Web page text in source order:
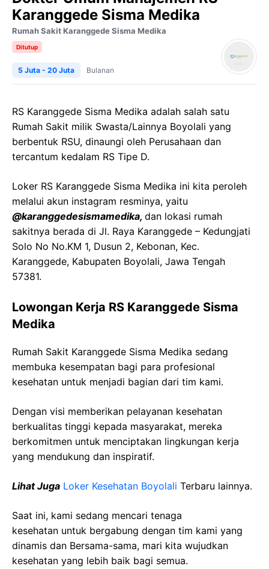
Karanggede Sisma Medika
Rumah Sakit Karanggede Sisma Medika
Ditutup
5 Juta - 20 Juta Bulanan
RS Karanggede Sisma Medika adalah salah satu
Rumah Sakit milik Swasta/Lainnya Boyolali yang
berbentuk RSU, dinaungi oleh Perusahaan dan
tercantum kedalam RS Tipe D.
Loker RS Karanggede Sisma Medika ini kita peroleh
melalui akun instagram resminya, yaitu
@karanggedesismamedika, dan lokasi rumah
sakitnya berada di Jl. Raya Karanggede – Kedungjati
Solo No No.KM 1, Dusun 2, Kebonan, Kec.
Karanggede, Kabupaten Boyolali, Jawa Tengah
57381.
Lowongan Kerja RS Karanggede Sisma
Medika
Rumah Sakit Karanggede Sisma Medika sedang
membuka kesempatan bagi para profesional
kesehatan untuk menjadi bagian dari tim kami.
Dengan visi memberikan pelayanan kesehatan
berkualitas tinggi kepada masyarakat, mereka
berkomitmen untuk menciptakan lingkungan kerja
yang mendukung dan inspiratif.
Lihat Juga Loker Kesehatan Boyolali Terbaru lainnya.
Saat ini, kami sedang mencari tenaga
kesehatan untuk bergabung dengan tim kami yang
dinamis dan Bersama-sama, mari kita wujudkan
kesehatan yang lebih baik bagi semua.